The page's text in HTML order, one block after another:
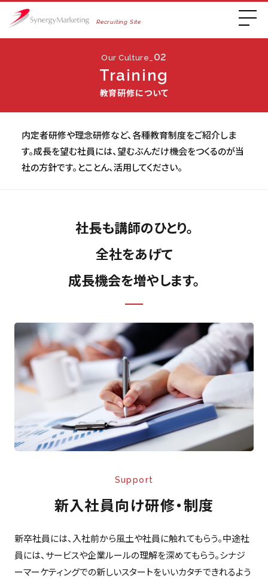
Recruiting Site
Our Culture_ 02
Training
教育研修について
内定者研修や理念研修など、各種教育制度をご紹介しま
す。成長を望む社員には、望むぶんだけ機会をつくるのが当
社の方針です。とことん、活用してください。
社長も講師のひとり。
全社をあげて
成長機会を増やします。
Support
新入社員向け研修・制度
新卒社員には、入社前から風土や社員に触れてもらう。中途社
員には、サービスや企業ルールの理解を深めてもらう。シナジ
ーマーケティングでの新しいスタートをいいカタチできれるよう